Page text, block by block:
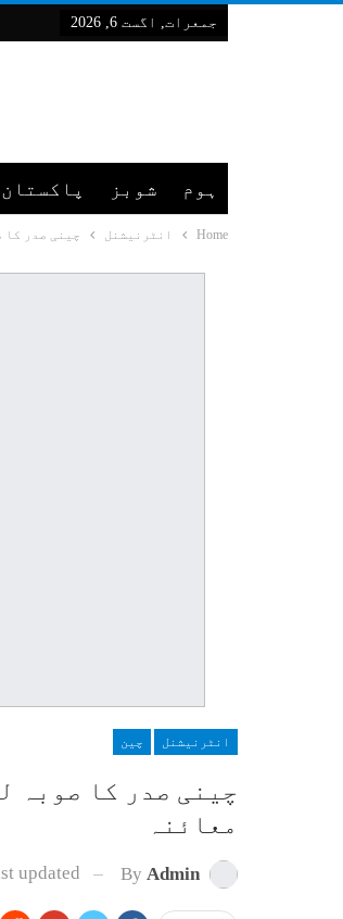
جمعرات, اگست 6, 2026
ہوم شوبز پاکستان
Home انٹرنیشنل چینی صدر کا
انٹرنیشنل چین
چینی صدر کا صوبہ
معائنہ
By Admin
updated